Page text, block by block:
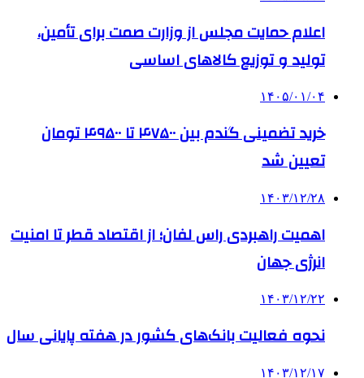
اعلام حمایت مجلس از وزارت صمت برای تأمین،
تولید و توزیع کالاهای اساسی
۱۴۰۵/۰۱/۰۴
خرید تضمینی گندم بین ۴۷۵۰۰ تا ۴۹۵۰۰ تومان
تعیین شد
۱۴۰۳/۱۲/۲۸
اهمیت راهبردی راس لفان؛ از اقتصاد قطر تا امنیت
انرژی جهان
۱۴۰۳/۱۲/۲۲
نحوه فعالیت بانک‌های کشور در هفته پایانی سال
۱۴۰۳/۱۲/۱۷